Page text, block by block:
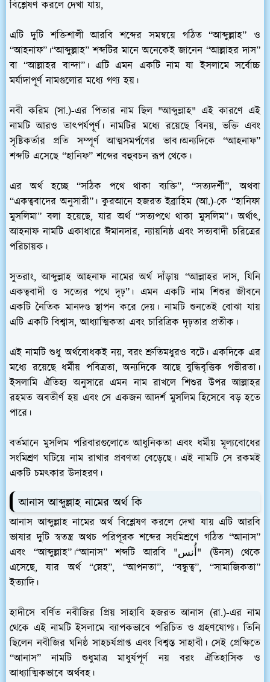
বিশ্লেষণ করলে দেখা যায়,
এটি দুটি শক্তিশালী আরবি শব্দের সমন্বয়ে গঠিত “আব্দুল্লাহ” ও
“আহনাফ”।“আব্দুল্লাহ” শব্দটির মানে অনেকেই জানেন “আল্লাহর দাস”
বা “আল্লাহর বান্দা”। এটি এমন একটি নাম যা ইসলামে সর্বোচ্চ
মর্যাদাপূর্ণ নামগুলোর মধ্যে গণ্য হয়।
নবী করিম (সা.)-এর পিতার নাম ছিল "আব্দুল্লাহ" এই কারণে এই
নামটি আরও তাৎপর্যপূর্ণ। নামটির মধ্যে রয়েছে বিনয়, ভক্তি এবং
সৃষ্টিকর্তার প্রতি সম্পূর্ণ আত্মসমর্পণের ভাব।অন্যদিকে “আহনাফ”
শব্দটি এসেছে “হানিফ” শব্দের বহুবচন রূপ থেকে।
এর অর্থ হচ্ছে “সঠিক পথে থাকা ব্যক্তি”, “সত্যদর্শী”, অথবা
“একত্ববাদের অনুসারী”। কুরআনে হজরত ইব্রাহিম (আ.)-কে “হানিফা
মুসলিমা” বলা হয়েছে, যার অর্থ “সত্যপথে থাকা মুসলিম”। অর্থাৎ,
আহনাফ নামটি একাধারে ঈমানদার, ন্যায়নিষ্ঠ এবং সত্যবাদী চরিত্রের
পরিচায়ক।
সুতরাং, আব্দুল্লাহ আহনাফ নামের অর্থ দাঁড়ায় “আল্লাহর দাস, যিনি
একত্ববাদী ও সত্যের পথে দৃঢ়”। এমন একটি নাম শিশুর জীবনে
একটি নৈতিক মানদণ্ড স্থাপন করে দেয়। নামটি শুনতেই বোঝা যায়
এটি একটি বিশ্বাস, আধ্যাত্মিকতা এবং চারিত্রিক দৃঢ়তার প্রতীক।
এই নামটি শুধু অর্থবোধকই নয়, বরং শ্রুতিমধুরও বটে। একদিকে এর
মধ্যে রয়েছে ধর্মীয় পবিত্রতা, অন্যদিকে আছে বুদ্ধিবৃত্তিক গভীরতা।
ইসলামি ঐতিহ্য অনুসারে এমন নাম রাখলে শিশুর উপর আল্লাহর
রহমত অবতীর্ণ হয় এবং সে একজন আদর্শ মুসলিম হিসেবে বড় হতে
পারে।
বর্তমানে মুসলিম পরিবারগুলোতে আধুনিকতা এবং ধর্মীয় মূল্যবোধের
সংমিশ্রণ ঘটিয়ে নাম রাখার প্রবণতা বেড়েছে। এই নামটি সে রকমই
একটি চমৎকার উদাহরণ।
আনাস আব্দুল্লাহ নামের অর্থ কি
আনাস আব্দুল্লাহ নামের অর্থ বিশ্লেষণ করলে দেখা যায় এটি আরবি
ভাষার দুটি স্বতন্ত্র অথচ পরিপূরক শব্দের সংমিশ্রণে গঠিত “আনাস”
এবং “আব্দুল্লাহ”।“আনাস” শব্দটি আরবি "أُنس" (উনস) থেকে
এসেছে, যার অর্থ “স্নেহ”, “আপনতা”, “বন্ধুত্ব”, “সামাজিকতা”
ইত্যাদি।
হাদীসে বর্ণিত নবীজির প্রিয় সাহাবি হজরত আনাস (রা.)-এর নাম
থেকে এই নামটি ইসলামে ব্যাপকভাবে পরিচিত ও গ্রহণযোগ্য। তিনি
ছিলেন নবীজির ঘনিষ্ঠ সাহচর্যপ্রাপ্ত এবং বিশ্বস্ত সাহাবী। সেই প্রেক্ষিতে
“আনাস” নামটি শুধুমাত্র মাধুর্যপূর্ণ নয় বরং ঐতিহাসিক ও
আধ্যাত্মিকভাবে অর্থবহ।